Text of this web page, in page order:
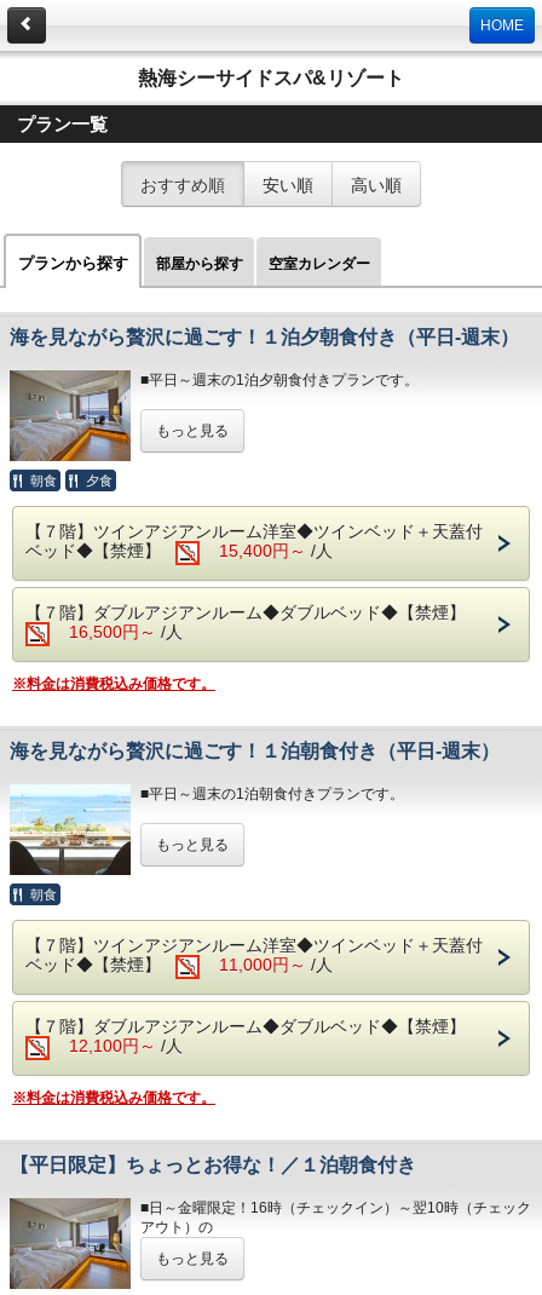
HOME
熱海シーサイドスパ&リゾート
プラン一覧
おすすめ順 安い順 高い順
プランから探す 部屋から探す 空室カレンダー
海を見ながら贅沢に過ごす！１泊夕朝食付き（平日‐週末）
■平日～週末の1泊夕朝食付きプランです。
溢れるレストランを堪能しながら、至福のひとときをお過ご
しください。
相模湾から昇る朝日や熱海の夜景が一望できます。
※３歳未満のお子様がいらっしゃる場合は備考欄へご人数を
※3名様以上のご宿泊につきましては、ご就寝の際に畳・ソ
ファースペースにご自身でお布団を敷いていただいておりま
す。
レストラン「The Dining OCEAN'S GIFT」は魚介類や和・
朝食は相模湾から昇る朝日を肌で感じながら、夕食は幻想的
な夜景を目の前に、当館のビュッフェをお楽しみください。
※日が暮れる頃に、海を見ながらお召し上がりいただく夕食
は格別です！
※体験型の浜焼きやピザ焼き、カニもお楽しみいただけま
す。
す。）
・夕食 17:30～21:00（最終入場 20:00）
・朝食 7:00～ 9:30（最終入場 9:00）
予約状況に応じて入場時間を分けさせていただく場合があり
ます。
・ご理解、ご協力くださいますようお願い申し上げます。
◆大浴場
なること間違いなしです。
・15:00～24:00（最終入場 23:30）
◆エステ・岩盤浴・貸切露天風呂
事前予約制でございます。
詳細につきましては＜0557-82-8111＞までお問い合わせく
もっと見る
朝食 夕食
【７階】ツインアジアンルーム洋室◆ツインベッド＋天蓋付
ベッド◆【禁煙】
15,400円～ /人
【７階】ダブルアジアンルーム◆ダブルベッド◆【禁煙】
16,500円～ /人
※料金は消費税込み価格です。
海を見ながら贅沢に過ごす！１泊朝食付き（平日‐週末）
■平日～週末の1泊朝食付きプランです。
朝食・バイキングを堪能しながら、寛ぎと癒しのひとときを
お過ごしください。
相模湾の朝焼けや熱海の夜景が一望できます。
※３歳未満のお子様がいらっしゃる場合は備考欄へご人数を
※3名様以上のご宿泊については、ご就寝の際に畳・ソファ
ースペースにご自身でお布団を敷いていただいております。
中心とした多彩な料理をご用意しております。
フェをお楽しみください！
※炙ってお召し上がりいただく干物や海鮮丼も自身でお作り
いただけます。
※内容・品数は時期によって異なる場合がございます。
（写真はイメージとなります。）
・朝食 7:00～ 9:30（最終入場 9:00）
もっと見る
朝食
【７階】ツインアジアンルーム洋室◆ツインベッド＋天蓋付
ベッド◆【禁煙】
11,000円～ /人
【７階】ダブルアジアンルーム◆ダブルベッド◆【禁煙】
12,100円～ /人
※料金は消費税込み価格です。
【平日限定】ちょっとお得な！／１泊朝食付き
■日～金曜限定！16時（チェックイン）～翌10時（チェック
アウト）の
※ゆったりと熱海観光を楽しんで翌日は早めにご出発される
もっと見る